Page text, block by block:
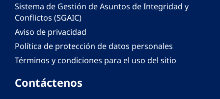
Sistema de Gestión de Asuntos de Integridad y
Conflictos (SGAIC)
Aviso de privacidad
Política de protección de datos personales
Términos y condiciones para el uso del sitio
Contáctenos